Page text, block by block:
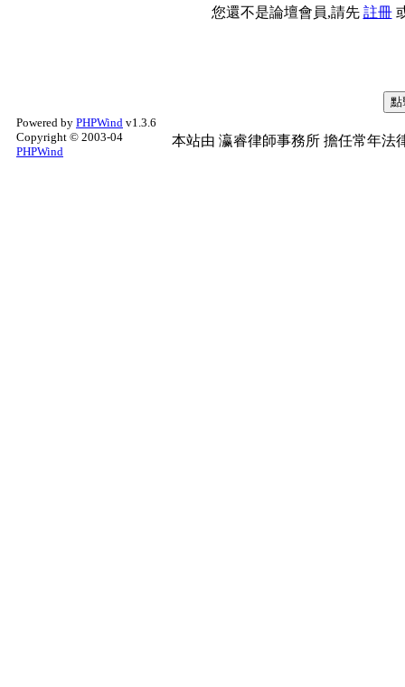
您還不是論壇會員,請先 註冊
Powered by PHPWind v1.3.6
Copyright © 2003-04
PHPWind
本站由 瀛睿律師事務所 擔任常年法